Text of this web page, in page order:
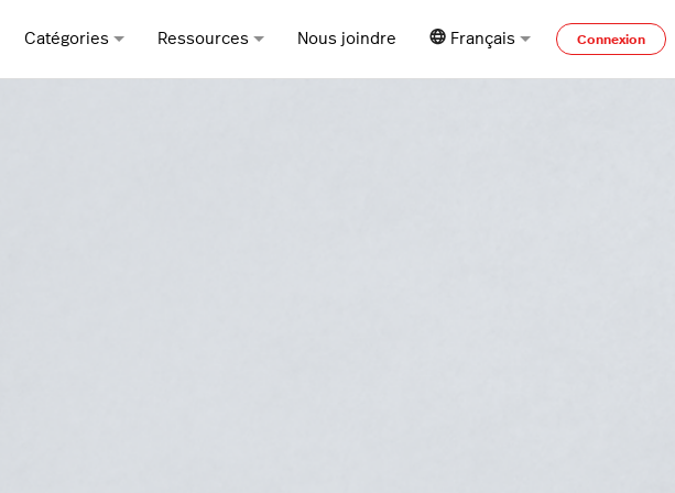
Catégories Ressources Nous joindre Français Connexion